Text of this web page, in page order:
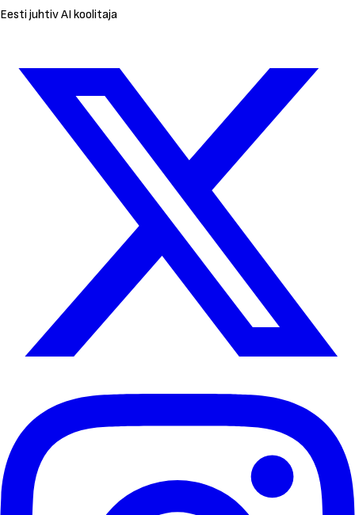
Eesti juhtiv AI koolitaja